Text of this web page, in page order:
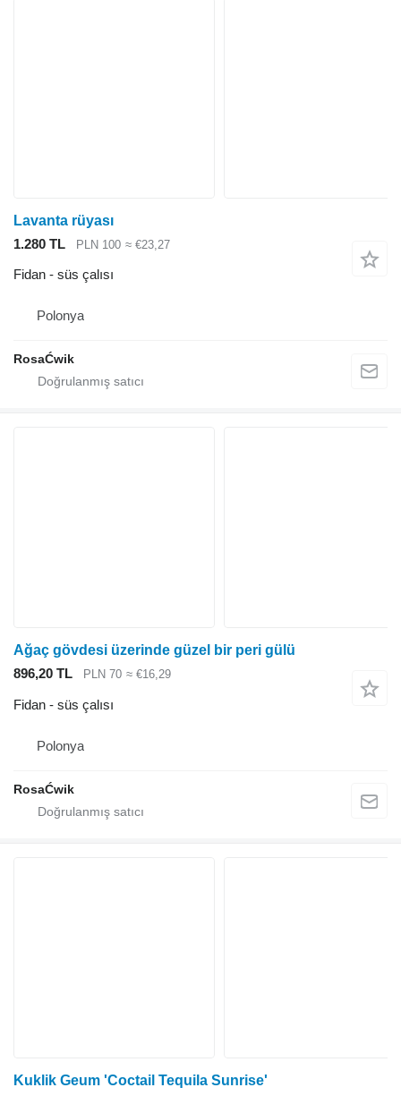
Lavanta rüyası
1.280 TL
PLN 100 ≈ €23,27
Fidan - süs çalısı
Polonya
RosaĆwik
Ağaç gövdesi üzerinde güzel bir peri gülü
896,20 TL
PLN 70 ≈ €16,29
Fidan - süs çalısı
Polonya
RosaĆwik
Kuklik Geum 'Coctail Tequila Sunrise'